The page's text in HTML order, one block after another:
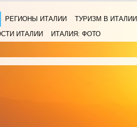
РЕГИОНЫ ИТАЛИИ
ТУРИЗМ В ИТАЛИИ
ИТАЛИИ ИТАЛИЯ: ФОТО